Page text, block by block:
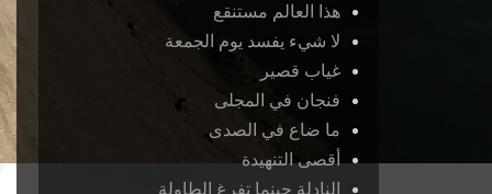
هذا العالم مستنقع
لا شيء يفسد يوم الجمعة
غياب قصير
فنجان في المجلى
ما ضاع في الصدى
أقصى التنهيدة
النادلة حينما تفرغ الطاولة